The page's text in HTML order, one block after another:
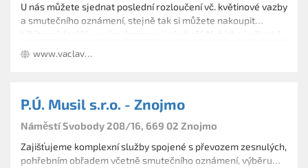
U nás můžete sjednat poslední rozloučení vč. květinové vazby
a smutečního oznámení, stejně tak si můžete nakoupit
www.vaclavkovaj.cz
P.Ú. Musil s.r.o. - Znojmo
Náměstí Svobody 208/16, 669 02 Znojmo
Zajišťujeme komplexní služby spojené s převozem zesnulých,
pohřebním obřadem včetně smutečního oznámení, výběru